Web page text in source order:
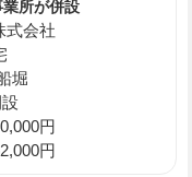
所が併設
式会社
堀
円
円